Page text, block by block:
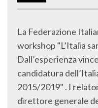
La Federazione
workshop "L’Italia
Dall’esperienza
candidatura
2015/2019" . I
direttore generale